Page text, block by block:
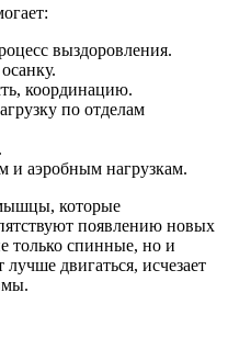
выздоровления.
координацию.
по отделам
и аэробным нагрузкам.
которые
появлению новых
только спинные, но и
двигаться, исчезает